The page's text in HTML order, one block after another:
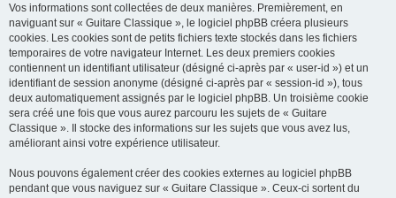
Vos informations sont collectées de deux manières. Premièrement, en
naviguant sur « Guitare Classique », le logiciel phpBB créera plusieurs
cookies. Les cookies sont de petits fichiers texte stockés dans les fichiers
temporaires de votre navigateur Internet. Les deux premiers cookies
contiennent un identifiant utilisateur (désigné ci-après par « user-id ») et un
identifiant de session anonyme (désigné ci-après par « session-id »), tous
deux automatiquement assignés par le logiciel phpBB. Un troisième cookie
sera créé une fois que vous aurez parcouru les sujets de « Guitare
Classique ». Il stocke des informations sur les sujets que vous avez lus,
améliorant ainsi votre expérience utilisateur.
Nous pouvons également créer des cookies externes au logiciel phpBB
pendant que vous naviguez sur « Guitare Classique ». Ceux-ci sortent du